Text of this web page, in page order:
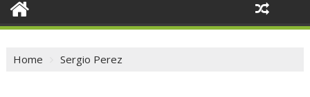
Home Sergio Perez